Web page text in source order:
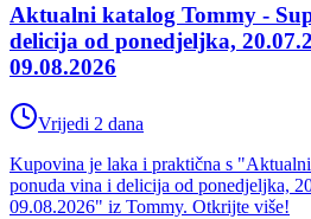
Aktualni katalog Tommy -
delicija od ponedjeljka,
09.08.2026
Vrijedi 2 dana
Kupovina je laka i praktična s
ponuda vina i delicija od ponedjeljka,
09.08.2026" iz Tommy. Otkrijte više!